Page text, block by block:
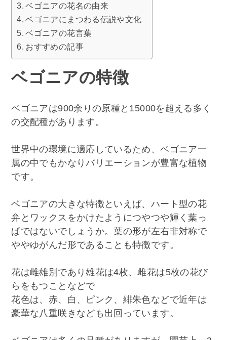
ベゴニアの花名の由来
ベゴニアにまつわる伝説や文化
ベゴニアの花言葉
おすすめの記事
ベゴニアの特徴
ベゴニアは900余りの原種と15000を超える多く
の交配種があります。
世界中の環境に適応しているため、ベゴニア一
属の中でもかなりバリエーションが豊富な植物
です。
ベゴニアの大きな特徴といえば、ハート型の花
弁とワックスをかけたようにつやつや輝く葉っ
ぱではないでしょうか。葉の形が左右非対称で
ややゆがんだ形であることも特徴です。
花は雌雄別であり雄花は4枚、雌花は5枚の花び
らをもつことなどで
花色は、赤、白、ピンク、緋朱色などで近年は
豪華な八重咲きなども出回っています。